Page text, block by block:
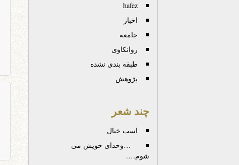
hafez
اخبار
جامعه
روانكاوی
طبقه بندی نشده
پژوهش
چند شعر
اسب خیال
…وخدای خویش می
شوم….